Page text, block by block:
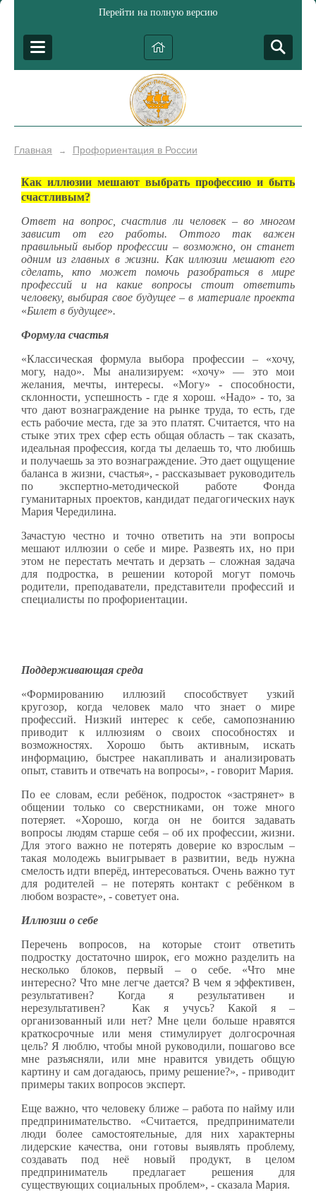
Перейти на полную версию
Главная → Профориентация в России
Как иллюзии мешают выбрать профессию и быть
счастливым?
Ответ на вопрос, счастлив ли человек – во многом
зависит от его работы. Оттого так важен
правильный выбор профессии – возможно, он станет
одним из главных в жизни. Как иллюзии мешают его
сделать, кто может помочь разобраться в мире
профессий и на какие вопросы стоит ответить
человеку, выбирая свое будущее – в материале проекта
«Билет в будущее».
Формула счастья
«Классическая формула выбора профессии – «хочу,
могу, надо». Мы анализируем: «хочу» — это мои
желания, мечты, интересы. «Могу» - способности,
склонности, успешность - где я хорош. «Надо» - то, за
что дают вознаграждение на рынке труда, то есть, где
есть рабочие места, где за это платят. Считается, что на
стыке этих трех сфер есть общая область – так сказать,
идеальная профессия, когда ты делаешь то, что любишь
и получаешь за это вознаграждение. Это дает ощущение
баланса в жизни, счастья», - рассказывает руководитель
по экспертно-методической работе Фонда
гуманитарных проектов, кандидат педагогических наук
Мария Чередилина.
Зачастую честно и точно ответить на эти вопросы
мешают иллюзии о себе и мире. Развеять их, но при
этом не перестать мечтать и дерзать – сложная задача
для подростка, в решении которой могут помочь
родители, преподаватели, представители профессий и
специалисты по профориентации.
Поддерживающая среда
«Формированию иллюзий способствует узкий
кругозор, когда человек мало что знает о мире
профессий. Низкий интерес к себе, самопознанию
приводит к иллюзиям о своих способностях и
возможностях. Хорошо быть активным, искать
информацию, быстрее накапливать и анализировать
опыт, ставить и отвечать на вопросы», - говорит Мария.
По ее словам, если ребёнок, подросток «застрянет» в
общении только со сверстниками, он тоже много
потеряет. «Хорошо, когда он не боится задавать
вопросы людям старше себя – об их профессии, жизни.
Для этого важно не потерять доверие ко взрослым –
такая молодежь выигрывает в развитии, ведь нужна
смелость идти вперёд, интересоваться. Очень важно тут
для родителей – не потерять контакт с ребёнком в
любом возрасте», - советует она.
Иллюзии о себе
Перечень вопросов, на которые стоит ответить
подростку достаточно широк, его можно разделить на
несколько блоков, первый – о себе. «Что мне
интересно? Что мне легче дается? В чем я эффективен,
результативен? Когда я результативен и
нерезультативен? Как я учусь? Какой я –
организованный или нет? Мне цели больше нравятся
краткосрочные или меня стимулирует долгосрочная
цель? Я люблю, чтобы мной руководили, пошагово все
мне разъясняли, или мне нравится увидеть общую
картину и сам догадаюсь, приму решение?», - приводит
примеры таких вопросов эксперт.
Еще важно, что человеку ближе – работа по найму или
предпринимательство. «Считается, предприниматели
люди более самостоятельные, для них характерны
лидерские качества, они готовы выявлять проблему,
создавать под неё новый продукт, в целом
предприниматель предлагает решения для
существующих социальных проблем», - сказала Мария.